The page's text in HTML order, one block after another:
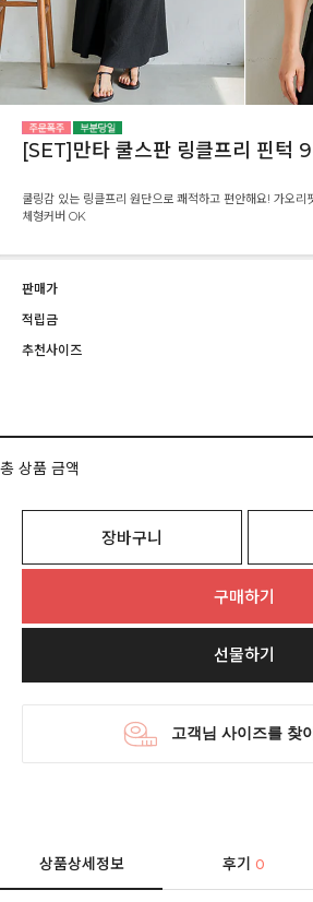
[SET]만타 쿨스판 링클프리 핀턱
쿨링감 있는 링클프리 원단으로 쾌적하고 편안해요! 가오리
체형커버 OK
판매가
적립금
추천사이즈
총 상품 금액
장바구니
구매하기
선물하기
상품상세정보 후기0